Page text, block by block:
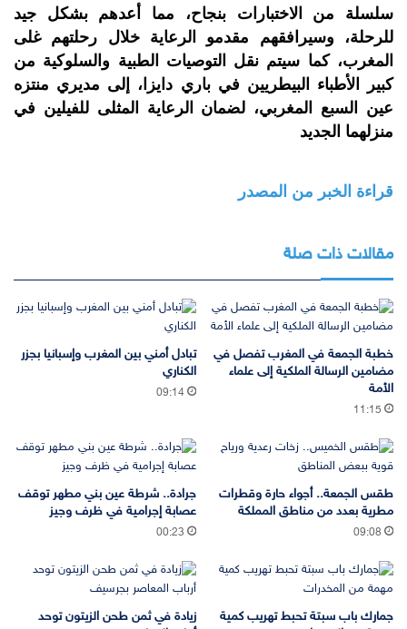
سلسلة من الاختبارات بنجاح، مما أعدهم بشكل جيد
للرحلة، وسيرافقهم مقدمو الرعاية خلال رحلتهم غلى
المغرب، كما سيتم نقل التوصيات الطبية والسلوكية من
كبير الأطباء البيطريين في باري دايزا، إلى مديري منتزه
عين السبع المغربي، لضمان الرعاية المثلى للفيلين في
منزلهما الجديد
قراءة الخبر من المصدر
مقالات ذات صلة
خطبة الجمعة في المغرب تفصل في
مضامين الرسالة الملكية إلى علماء
الأمة
11:15
تبادل أمني بين المغرب وإسبانيا بجزر
الكناري
09:14
طقس الجمعة.. أجواء حارة وقطرات
مطرية بعدد من مناطق المملكة
09:08
جرادة.. شرطة عين بني مطهر توقف
عصابة إجرامية في ظرف وجيز
00:23
جمارك باب سبتة تحبط تهريب كمية
زيادة في ثمن طحن الزيتون توحد